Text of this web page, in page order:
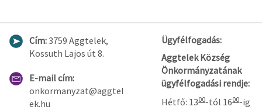
Cím:3759 Aggtelek,
Kossuth Lajos út 8.
E-mail cím:
onkormanyzat@aggtel
ek.hu
Ügyfélfogadás:
Aggtelek Község
Önkormányzatának
ügyfélfogadási rendje:
Hétfő: 1300-tól 1600-ig